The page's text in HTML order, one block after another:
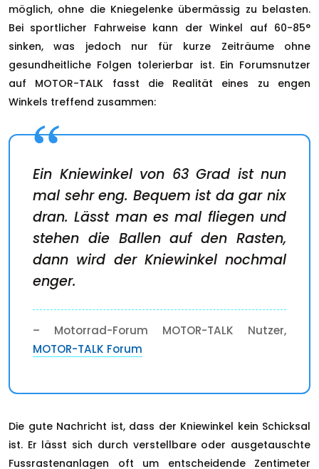
möglich, ohne die Kniegelenke übermässig zu belasten.
Bei sportlicher Fahrweise kann der Winkel auf 60-85°
sinken, was jedoch nur für kurze Zeiträume ohne
gesundheitliche Folgen tolerierbar ist. Ein Forumsnutzer
auf MOTOR-TALK fasst die Realität eines zu engen
Winkels treffend zusammen:
Ein Kniewinkel von 63 Grad ist nun
mal sehr eng. Bequem ist da gar nix
dran. Lässt man es mal fliegen und
stehen die Ballen auf den Rasten,
dann wird der Kniewinkel nochmal
enger.
– Motorrad-Forum MOTOR-TALK Nutzer,
MOTOR-TALK Forum
Die gute Nachricht ist, dass der Kniewinkel kein Schicksal
ist. Er lässt sich durch verstellbare oder ausgetauschte
Fussrastenanlagen oft um entscheidende Zentimeter